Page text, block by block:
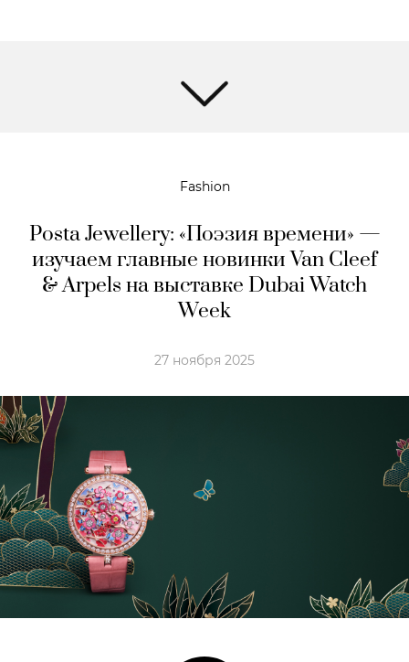
Fashion
Posta Jewellery: «Поэзия времени» —
изучаем главные новинки Van Cleef
& Arpels на выставке Dubai Watch
Week
27 ноября 2025